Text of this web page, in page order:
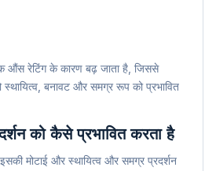
औंस रेटिंग के कारण बढ़ जाता है, जिससे
स्थायित्व, बनावट और समग्र रूप को प्रभावित
को कैसे प्रभावित करता है
मोटाई और स्थायित्व और समग्र प्रदर्शन